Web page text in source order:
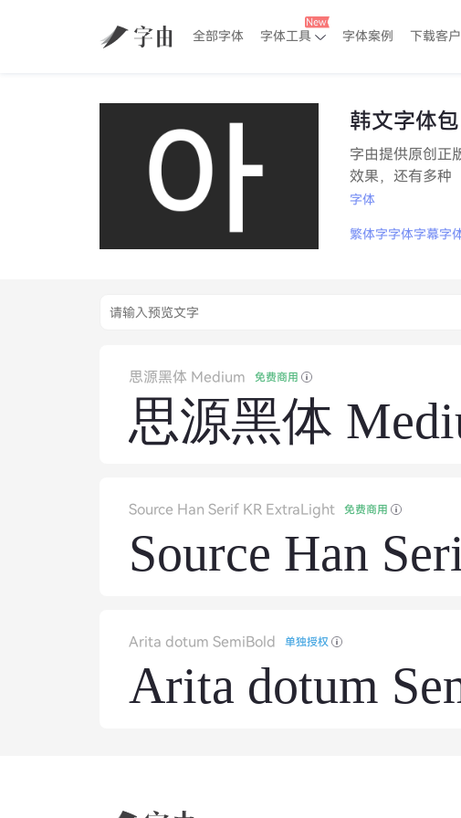
全部字体 字体工具 字体案例 下载客
韩文字体包
字由提供原创正
效果，还有多种
字体
繁体字字体字幕字
思源黑体 Medium 免费商用
思源黑体
Source Han Serif KR ExtraLight 免费商用
Source Han
Arita dotum SemiBold 单独授权
Arita dotum